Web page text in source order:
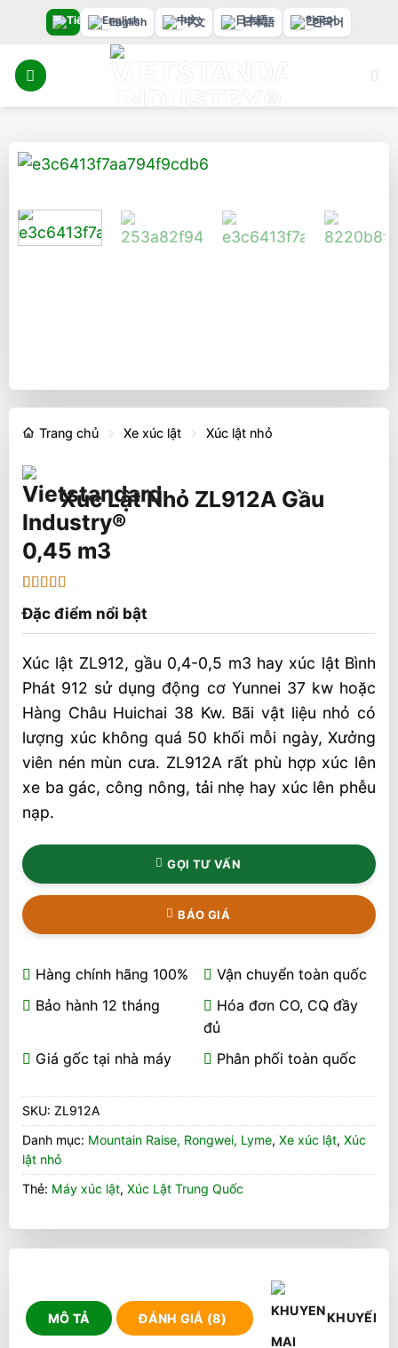
nội
dung
English 中文 日本語 한국어
Trang chủ Xe xúc lật Xúc lật nhỏ
Xúc Lật Nhỏ ZL912A Gầu
0,45 m3
trên 5
dựa trên
đánh giá
Đặc điểm nổi bật
Xúc lật ZL912, gầu 0,4-0,5 m3 hay xúc lật Bình
Phát 912 sử dụng động cơ Yunnei 37 kw hoặc
Hàng Châu Huichai 38 Kw. Bãi vật liệu nhỏ có
lượng xúc không quá 50 khối mỗi ngày, Xưởng
viên nén mùn cưa. ZL912A rất phù hợp xúc lên
xe ba gác, công nông, tải nhẹ hay xúc lên phễu
nạp.
GỌI TƯ VẤN
BÁO GIÁ
Hàng chính hãng 100%
Vận chuyển toàn quốc
Bảo hành 12 tháng
Hóa đơn CO, CQ đầy
đủ
Giá gốc tại nhà máy
Phân phối toàn quốc
SKU: ZL912A
Danh mục: Mountain Raise, Rongwei, Lyme, Xe xúc lật, Xúc
lật nhỏ
Thẻ: Máy xúc lật, Xúc Lật Trung Quốc
MÔ TẢ ĐÁNH GIÁ (8) KHUYẾN